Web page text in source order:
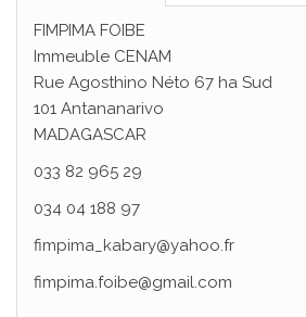
FIMPIMA FOIBE
Immeuble CENAM
Rue Agosthino Néto 67 ha Sud
101 Antananarivo
MADAGASCAR
033 82 965 29
034 04 188 97
fimpima_kabary@yahoo.fr
fimpima.foibe@gmail.com